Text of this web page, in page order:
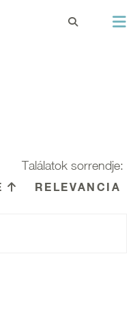
Találatok sorrendje:
CSÖKKENŐ
RELEVANCIA